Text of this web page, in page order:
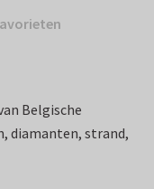
Belgische
diamanten, strand,